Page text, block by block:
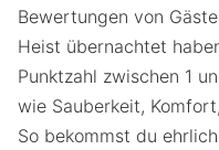
Bewertungen von
Heist übernachtet
Punktzahl zwischen 1
wie Sauberkeit,
So bekommst du